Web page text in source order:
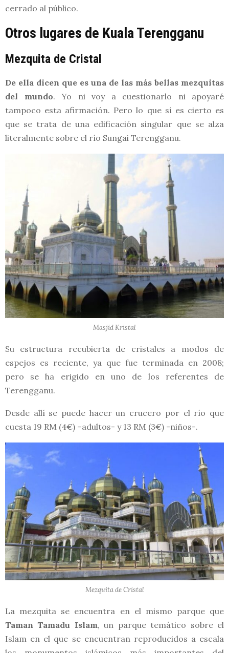
cerrado al público.
Otros lugares de Kuala Terengganu
Mezquita de Cristal
De ella dicen que es una de las más bellas mezquitas
del mundo. Yo ni voy a cuestionarlo ni apoyaré
tampoco esta afirmación. Pero lo que sí es cierto es
que se trata de una edificación singular que se alza
literalmente sobre el río Sungai Terengganu.
Masjid Kristal
Su estructura recubierta de cristales a modos de
espejos es reciente, ya que fue terminada en 2008;
pero se ha erigido en uno de los referentes de
Terengganu.
Desde allí se puede hacer un crucero por el río que
cuesta 19 RM (4€) –adultos- y 13 RM (3€) -niños-.
Mezquita de Cristal
La mezquita se encuentra en el mismo parque que
Taman Tamadu Islam, un parque temático sobre el
Islam en el que se encuentran reproducidos a escala